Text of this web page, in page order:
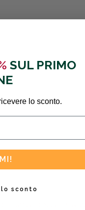
L’unica pecca le
SUL PRIMO
lo sconto.
lo sconto